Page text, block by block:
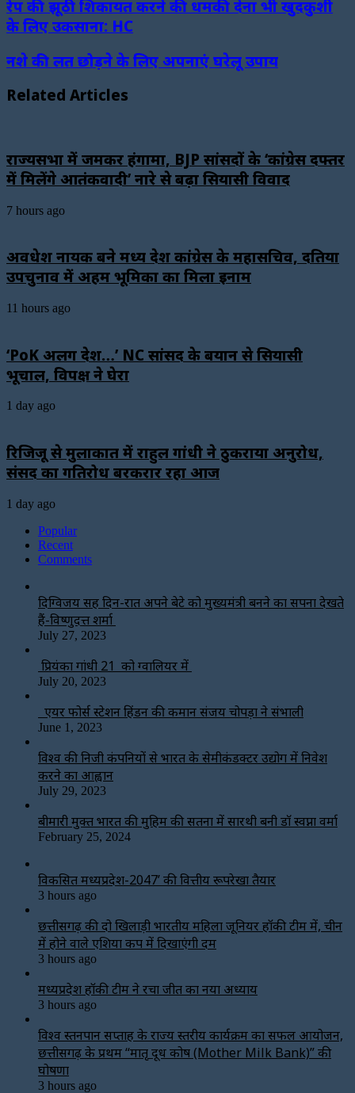
रेप की झूठी शिकायत करने की धमकी देना भी खुदकुशी
के लिए उकसाना: HC
नशे की लत छोड़ने के लिए अपनाएं घरेलू उपाय
Related Articles
राज्यसभा में जमकर हंगामा, BJP सांसदों के ‘कांग्रेस दफ्तर
में मिलेंगे आतंकवादी’ नारे से बढ़ा सियासी विवाद
7 hours ago
अवधेश नायक बने मध्य प्रदेश कांग्रेस के महासचिव, दतिया
उपचुनाव में अहम भूमिका का मिला इनाम
11 hours ago
‘PoK अलग देश…’ NC सांसद के बयान से सियासी
भूचाल, विपक्ष ने घेरा
1 day ago
रिजिजू से मुलाकात में राहुल गांधी ने ठुकराया अनुरोध,
संसद का गतिरोध बरकरार रहा आज
1 day ago
Popular
Recent
Comments
दिग्विजय सिंह दिन-रात अपने बेटे को मुख्यमंत्री बनने का सपना देखते
हैं-विष्णुदत्त शर्मा
July 27, 2023
प्रियंका गांधी 21 को ग्वालियर में
July 20, 2023
एयर फोर्स स्टेशन हिंडन की कमान संजय चोपड़ा ने संभाली
June 1, 2023
विश्‍व की निजी कंपनियों से भारत के सेमीकंडक्टर उद्योग में निवेश
करने का आह्वान
July 29, 2023
बीमारी मुक्त भारत की मुहिम की सतना में सारथी बनी डाॅ स्वप्ना वर्मा
February 25, 2024
विकसित मध्यप्रदेश-2047’ की वित्तीय रूपरेखा तैयार
3 hours ago
छत्तीसगढ़ की दो खिलाड़ी भारतीय महिला जूनियर हॉकी टीम में, चीन
में होने वाले एशिया कप में दिखाएंगी दम
3 hours ago
मध्यप्रदेश हॉकी टीम ने रचा जीत का नया अध्याय
3 hours ago
विश्व स्तनपान सप्ताह के राज्य स्तरीय कार्यक्रम का सफल आयोजन,
छत्तीसगढ़ के प्रथम “मातृ दूध कोष (Mother Milk Bank)” की
घोषणा
3 hours ago